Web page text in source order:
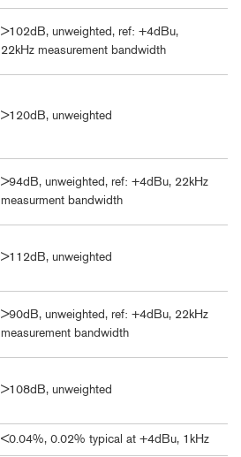
>102dB, unweighted, ref: +4dBu,
22kHz measurement bandwidth
>120dB, unweighted
>94dB, unweighted, ref: +4dBu, 22kHz
measurment bandwidth
>112dB, unweighted
>90dB, unweighted, ref: +4dBu, 22kHz
measurement bandwidth
>108dB, unweighted
<0.04%, 0.02% typical at +4dBu, 1kHz